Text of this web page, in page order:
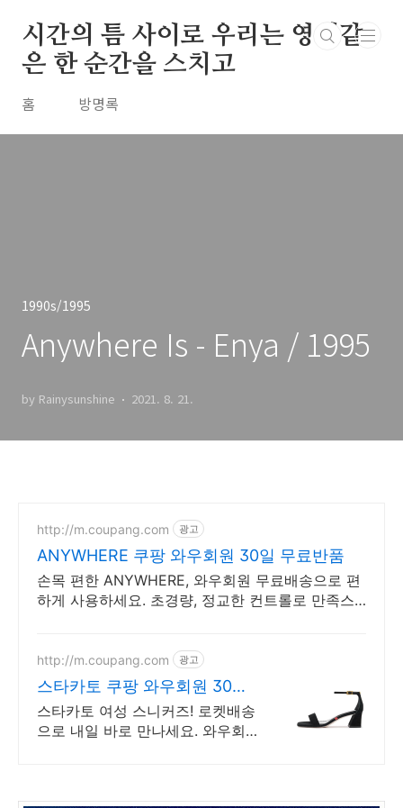
시간의 틈 사이로 우리는 영원같
은 한 순간을 스치고
홈 방명록
1990s/1995
Anywhere Is - Enya / 1995
by Rainysunshine 2021. 8. 21.
http://m.coupang.com 광고
ANYWHERE 쿠팡 와우회원 30일 무료반품
손목 편한 ANYWHERE, 와우회원 무료배송으로 편
하게 사용하세요. 초경량, 정교한 컨트롤로 만족스
http://m.coupang.com 광고
스타카토 쿠팡 와우회원 30일
반품
스타카토 여성 스니커즈! 로켓배송
으로 내일 바로 만나세요. 와우회